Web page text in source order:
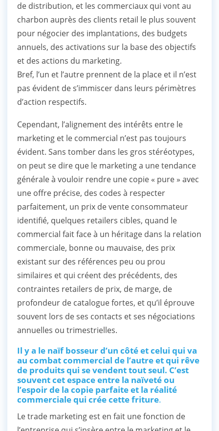
de distribution, et les commerciaux qui vont au
charbon auprès des clients retail le plus souvent
pour négocier des implantations, des budgets
annuels, des activations sur la base des objectifs
et des actions du marketing.
Bref, l’un et l’autre prennent de la place et il n’est
pas évident de s’immiscer dans leurs périmètres
d’action respectifs.
Cependant, l’alignement des intérêts entre le
marketing et le commercial n’est pas toujours
évident. Sans tomber dans les gros stéréotypes,
on peut se dire que le marketing a une tendance
générale à vouloir rendre une copie « pure » avec
une offre précise, des codes à respecter
parfaitement, un prix de vente consommateur
identifié, quelques retailers cibles, quand le
commercial fait face à un héritage dans la relation
commerciale, bonne ou mauvaise, des prix
existant sur des références peu ou prou
similaires et qui créent des précédents, des
contraintes retailers de prix, de marge, de
profondeur de catalogue fortes, et qu’il éprouve
souvent lors de ses contacts et ses négociations
annuelles ou trimestrielles.
Il y a le naïf bosseur d’un côté et celui qui va
au combat commercial de l’autre et qui rêve
de produits qui se vendent tout seul. C’est
souvent cet espace entre la naïveté ou
l’espoir de la copie parfaite et la réalité
commerciale qui crée cette friture.
Le trade marketing est en fait une fonction de